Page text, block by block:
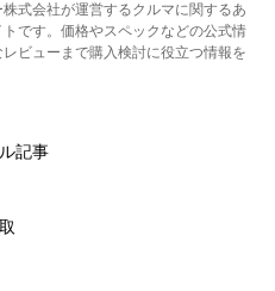
式会社が運営するクルマに関するあ
です。価格やスペックなどの公式情
ビューまで購入検討に役立つ情報を
記事